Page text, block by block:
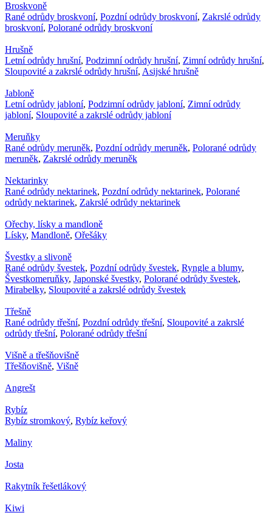
Broskvoně
Rané odrůdy broskvoní, Pozdní odrůdy broskvoní, Zakrslé odrůdy
broskvoní, Polorané odrůdy broskvoní
Hrušně
Letní odrůdy hrušní, Podzimní odrůdy hrušní, Zimní odrůdy hrušní,
Sloupovité a zakrslé odrůdy hrušní, Asijské hrušně
Jabloně
Letní odrůdy jabloní, Podzimní odrůdy jabloní, Zimní odrůdy
jabloní, Sloupovité a zakrslé odrůdy jabloní
Meruňky
Rané odrůdy meruněk, Pozdní odrůdy meruněk, Polorané odrůdy
meruněk, Zakrslé odrůdy meruněk
Nektarinky
Rané odrůdy nektarinek, Pozdní odrůdy nektarinek, Polorané
odrůdy nektarinek, Zakrslé odrůdy nektarinek
Ořechy, lísky a mandloně
Lísky, Mandloně, Ořešáky
Švestky a slivoně
Rané odrůdy švestek, Pozdní odrůdy švestek, Ryngle a blumy,
Švestkomeruňky, Japonské švestky, Polorané odrůdy švestek,
Mirabelky, Sloupovité a zakrslé odrůdy švestek
Třešně
Rané odrůdy třešní, Pozdní odrůdy třešní, Sloupovité a zakrslé
odrůdy třešní, Polorané odrůdy třešní
Višně a třešňovišně
Třešňovišně, Višně
Angrešt
Rybíz
Rybíz stromkový, Rybíz keřový
Maliny
Josta
Rakytník řešetlákový
Kiwi